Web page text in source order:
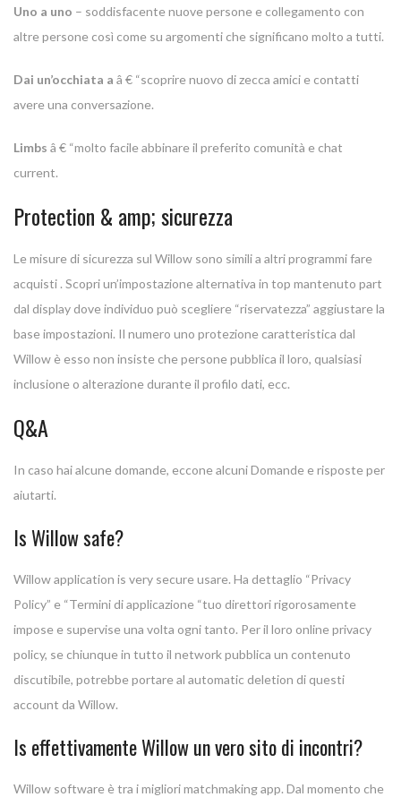
Uno a uno – soddisfacente nuove persone e collegamento con
altre persone così come su argomenti che significano molto a tutti.
Dai un’occhiata a â € “scoprire nuovo di zecca amici e contatti
avere una conversazione.
Limbs â € “molto facile abbinare il preferito comunità e chat
current.
Protection & amp; sicurezza
Le misure di sicurezza sul Willow sono simili a altri programmi fare
acquisti . Scopri un’impostazione alternativa in top mantenuto part
dal display dove individuo può scegliere “riservatezza” aggiustare la
base impostazioni. Il numero uno protezione caratteristica dal
Willow è esso non insiste che persone pubblica il loro, qualsiasi
inclusione o alterazione durante il profilo dati, ecc.
Q&A
In caso hai alcune domande, eccone alcuni Domande e risposte per
aiutarti.
Is Willow safe?
Willow application is very secure usare. Ha dettaglio “Privacy
Policy” e “Termini di applicazione “tuo direttori rigorosamente
impose e supervise una volta ogni tanto. Per il loro online privacy
policy, se chiunque in tutto il network pubblica un contenuto
discutibile, potrebbe portare al automatic deletion di questi
account da Willow.
Is effettivamente Willow un vero sito di incontri?
Willow software è tra i migliori matchmaking app. Dal momento che